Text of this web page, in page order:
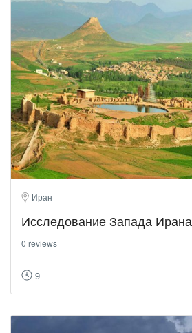
Иран
Исследование Запада Ирана
0 reviews
9